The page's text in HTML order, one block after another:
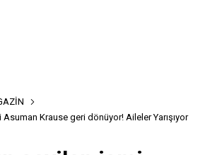
Asuman Krause geri dönüyor! Aileler Yarışıyor